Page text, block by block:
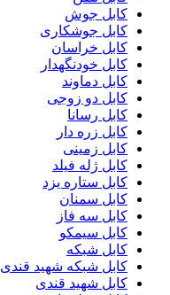
کابل جوش
کابل جوشکاری
کابل خراسان
کابل خودنگهدار
کابل دماوند
کابل دو زوجی
کابل رسانا
کابل زره دار
کابل زمینی
کابل ژله فیلد
کابل ستاره یزد
کابل سمنان
کابل سه فاز
کابل سیمکو
کابل شبکه
کابل شبکه شهید قندی
کابل شهید قندی